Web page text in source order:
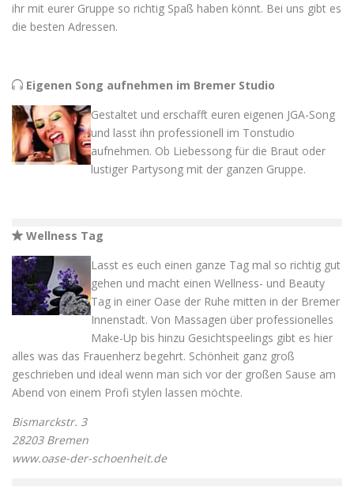
ihr mit eurer Gruppe so richtig Spaß haben könnt. Bei uns gibt es
die besten Adressen.
Eigenen Song aufnehmen im Bremer Studio
Gestaltet und erschafft euren eigenen JGA-Song
und lasst ihn professionell im Tonstudio
aufnehmen. Ob Liebessong für die Braut oder
lustiger Partysong mit der ganzen Gruppe.
Wellness Tag
Lasst es euch einen ganze Tag mal so richtig gut
gehen und macht einen Wellness- und Beauty
Tag in einer Oase der Ruhe mitten in der Bremer
Innenstadt. Von Massagen über professionelles
Make-Up bis hinzu Gesichtspeelings gibt es hier
alles was das Frauenherz begehrt. Schönheit ganz groß
geschrieben und ideal wenn man sich vor der großen Sause am
Abend von einem Profi stylen lassen möchte.
Bismarckstr. 3
28203 Bremen
www.oase-der-schoenheit.de